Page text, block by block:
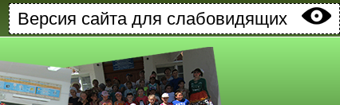
Версия сайта для слабовидящих